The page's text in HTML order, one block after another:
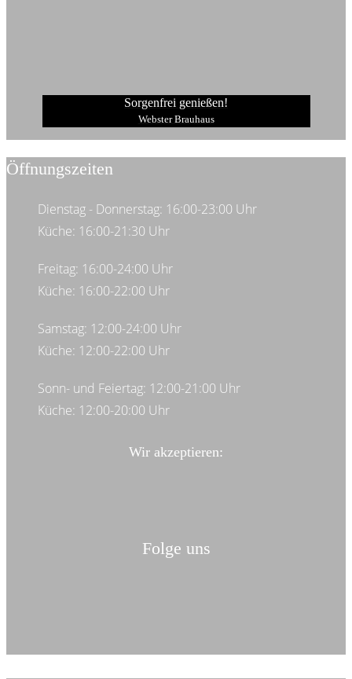
Sorgenfrei genießen!
Webster Brauhaus
Öffnungszeiten
Dienstag - Donnerstag: 16:00-23:00 Uhr
Küche: 16:00-21:30 Uhr
Freitag: 16:00-24:00 Uhr
Küche: 16:00-22:00 Uhr
Samstag: 12:00-24:00 Uhr
Küche: 12:00-22:00 Uhr
Sonn- und Feiertag: 12:00-21:00 Uhr
Küche: 12:00-20:00 Uhr
Wir akzeptieren:
Folge uns